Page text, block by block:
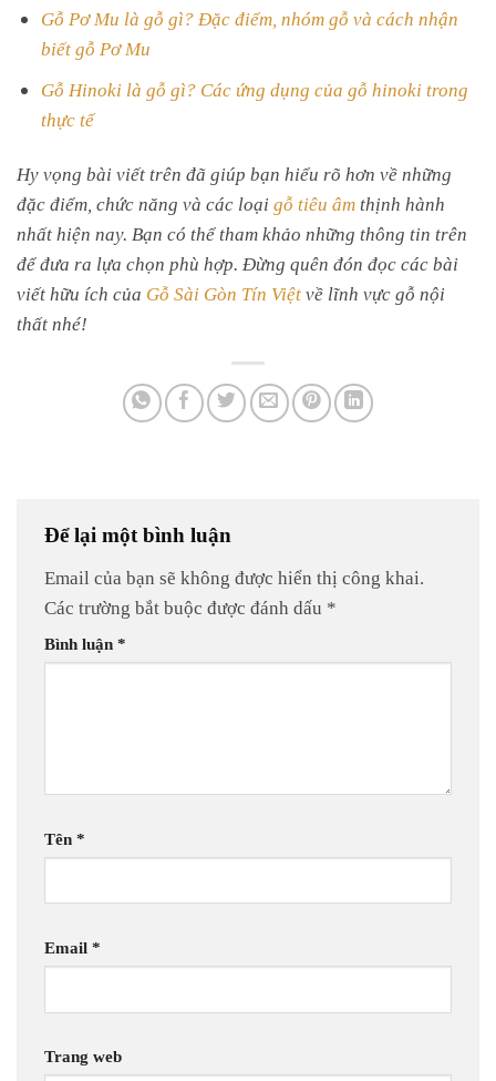
Gỗ Pơ Mu là gỗ gì? Đặc điểm, nhóm gỗ và cách nhận
biết gỗ Pơ Mu
Gỗ Hinoki là gỗ gì? Các ứng dụng của gỗ hinoki trong
thực tế
Hy vọng bài viết trên đã giúp bạn hiểu rõ hơn về những
đặc điểm, chức năng và các loại gỗ tiêu âm thịnh hành
nhất hiện nay. Bạn có thể tham khảo những thông tin trên
để đưa ra lựa chọn phù hợp. Đừng quên đón đọc các bài
viết hữu ích của Gỗ Sài Gòn Tín Việt về lĩnh vực gỗ nội
thất nhé!
Để lại một bình luận
Email của bạn sẽ không được hiển thị công khai.
Các trường bắt buộc được đánh dấu *
Bình luận *
Tên *
Email *
Trang web